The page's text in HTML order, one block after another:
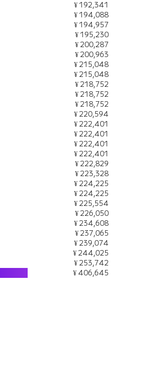
¥ 192,341
¥ 194,088
¥ 194,957
¥ 195,230
¥ 200,287
¥ 200,963
¥ 215,048
¥ 215,048
¥ 218,752
¥ 218,752
¥ 218,752
¥ 220,594
¥ 222,401
¥ 222,401
¥ 222,401
¥ 222,401
¥ 222,829
¥ 223,328
¥ 224,225
¥ 224,225
¥ 225,554
¥ 226,050
¥ 234,608
¥ 237,065
¥ 239,074
¥ 244,025
¥ 253,742
¥ 406,645